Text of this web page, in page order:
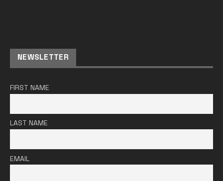
NEWSLETTER
FIRST NAME
LAST NAME
EMAIL